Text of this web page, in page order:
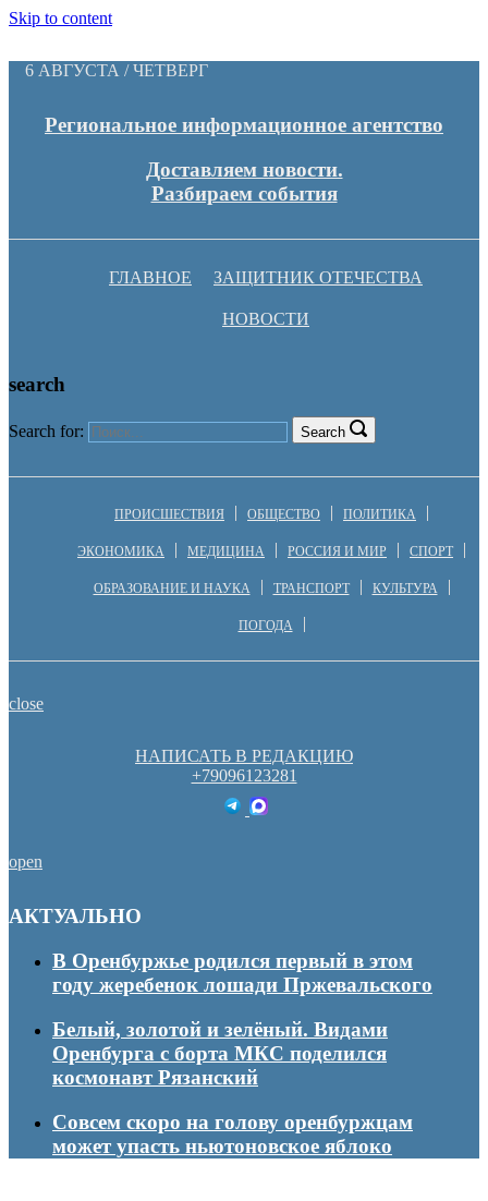
Skip to content
6 АВГУСТА / ЧЕТВЕРГ
Региональное информационное агентство
Доставляем новости.
Разбираем события
ГЛАВНОЕ ЗАЩИТНИК ОТЕЧЕСТВА
НОВОСТИ
search
Search for: Search
ПРОИСШЕСТВИЯ ОБЩЕСТВО ПОЛИТИКА
ЭКОНОМИКА МЕДИЦИНА РОССИЯ И МИР СПОРТ
ОБРАЗОВАНИЕ И НАУКА ТРАНСПОРТ КУЛЬТУРА
ПОГОДА
close
НАПИСАТЬ В РЕДАКЦИЮ
+79096123281
open
АКТУАЛЬНО
В Оренбуржье родился первый в этом
году жеребенок лошади Пржевальского
Белый, золотой и зелёный. Видами
Оренбурга с борта МКС поделился
космонавт Рязанский
Совсем скоро на голову оренбуржцам
может упасть ньютоновское яблоко